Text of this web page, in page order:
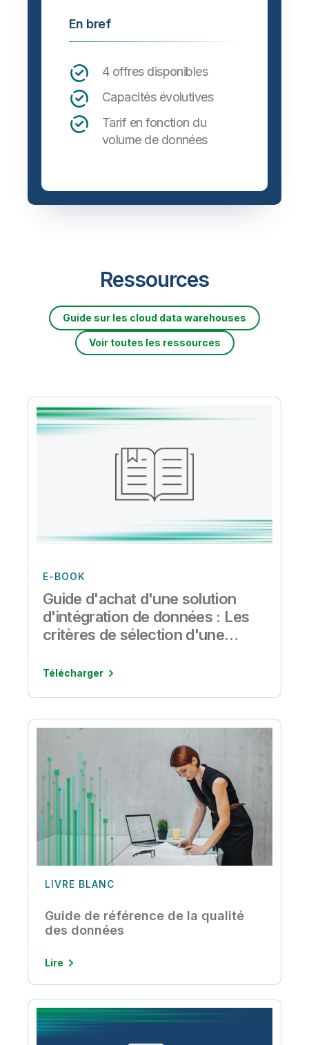
En bref
4 offres disponibles
Capacités évolutives
Tarif en fonction du
volume de données
Ressources
Guide sur les cloud data warehouses
Voir toutes les ressources
E-BOOK
Guide d'achat d'une solution
d'intégration de données : Les
critères de sélection d'une
données
Télécharger
LIVRE BLANC
Guide de référence de la qualité
des données
Lire